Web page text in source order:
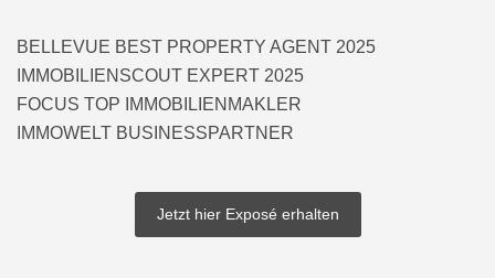
BELLEVUE BEST PROPERTY AGENT 2025
IMMOBILIENSCOUT EXPERT 2025
FOCUS TOP IMMOBILIENMAKLER
IMMOWELT BUSINESSPARTNER
Jetzt hier Exposé erhalten